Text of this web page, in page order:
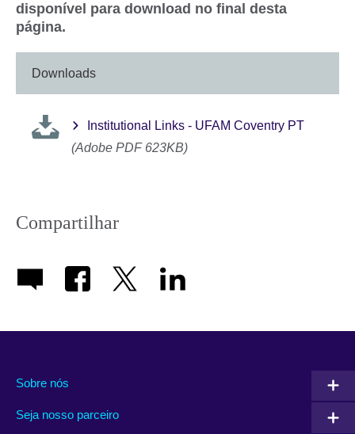
disponível para download no final desta
página.
Downloads
Institutional Links - UFAM Coventry PT
(Adobe PDF 623KB)
Compartilhar
Sobre nós
Seja nosso parceiro